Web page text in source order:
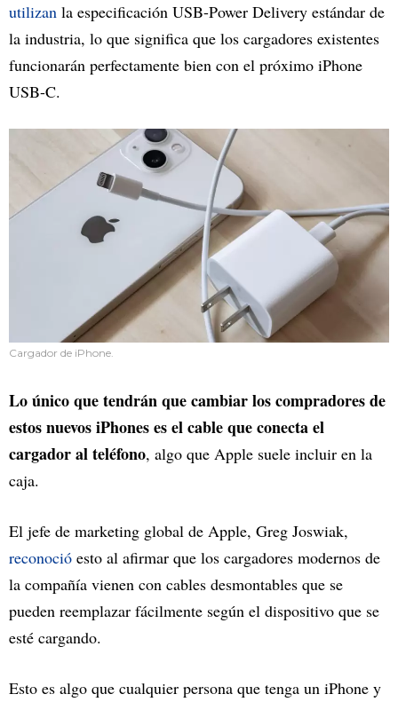
utilizan la especificación USB-Power Delivery estándar de
la industria, lo que significa que los cargadores existentes
funcionarán perfectamente bien con el próximo iPhone
USB-C.
Cargador de iPhone.
Lo único que tendrán que cambiar los compradores de
estos nuevos iPhones es el cable que conecta el
cargador al teléfono, algo que Apple suele incluir en la
caja.
El jefe de marketing global de Apple, Greg Joswiak,
reconoció esto al afirmar que los cargadores modernos de
la compañía vienen con cables desmontables que se
pueden reemplazar fácilmente según el dispositivo que se
esté cargando.
Esto es algo que cualquier persona que tenga un iPhone y